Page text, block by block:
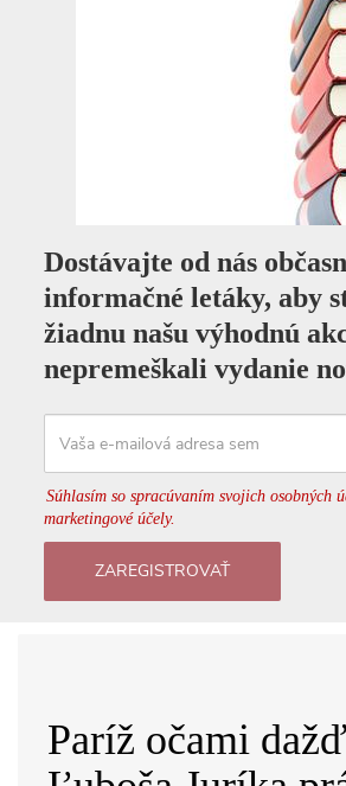
Dostávajte od nás
informačné letáky, aby
žiadnu našu výhodnú
nepremeškali vydanie
Súhlasím so spracúvaním svojich osobných
marketingové účely.
ZAREGISTROVAŤ
Paríž očami